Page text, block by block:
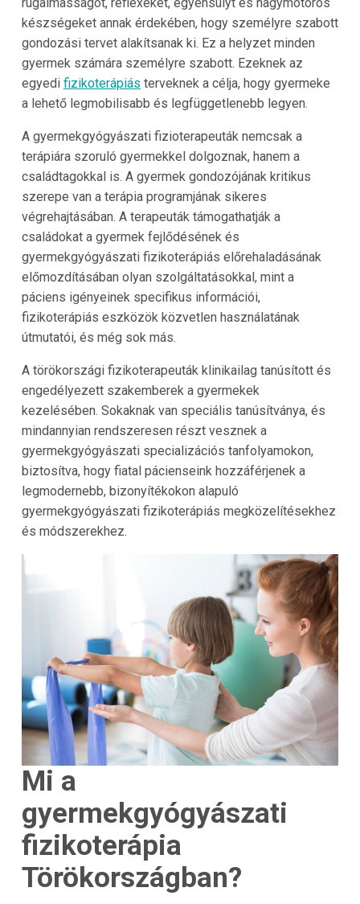
készségeket annak érdekében, hogy személyre szabott
gondozási tervet alakítsanak ki. Ez a helyzet minden
gyermek számára személyre szabott. Ezeknek az
egyedi fizikoterápiás terveknek a célja, hogy gyermeke
a lehető legmobilisabb és legfüggetlenebb legyen.
A gyermekgyógyászati ​​fizioterapeuták nemcsak a
terápiára szoruló gyermekkel dolgoznak, hanem a
családtagokkal is. A gyermek gondozójának kritikus
szerepe van a terápia programjának sikeres
végrehajtásában. A terapeuták támogathatják a
családokat a gyermek fejlődésének és
gyermekgyógyászati ​​fizikoterápiás előrehaladásának
előmozdításában olyan szolgáltatásokkal, mint a
páciens igényeinek specifikus információi,
fizikoterápiás eszközök közvetlen használatának
útmutatói, és még sok más.
A törökországi fizikoterapeuták klinikailag tanúsított és
engedélyezett szakemberek a gyermekek
kezelésében. Sokaknak van speciális tanúsítványa, és
mindannyian rendszeresen részt vesznek a
gyermekgyógyászati ​​specializációs tanfolyamokon,
biztosítva, hogy fiatal pácienseink hozzáférjenek a
legmodernebb, bizonyítékokon alapuló
gyermekgyógyászati fizikoterápiás megközelítésekhez
és módszerekhez.
Mi a
gyermekgyógyászati
fizikoterápia
Törökországban?